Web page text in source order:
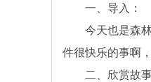
一、导入：
今天也是森林
件很快乐的事啊
二、欣赏故事